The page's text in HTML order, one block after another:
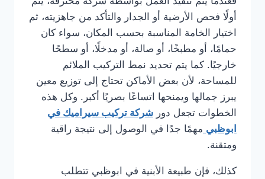
أولًا فحص الأرضية أو الجدار والتأكد من جاهزيته، ثم
اختيار الخامة المناسبة بحسب المكان، سواء كان
حمامًا، أو مطبخًا، أو صالة، أو مدخلًا، أو سطحًا
خارجيًا. كما يتم تحديد نمط التركيب الملائم
للمساحة، لأن بعض الأماكن تحتاج إلى توزيع معين
يبرز جمالها ويمنحها اتساعًا بصريًا أكبر. وكل هذه
الخطوات تجعل دور شركة تركيب سيراميك في
ابوظبي مهمًا جدًا في الوصول إلى نتيجة راقية
ومتقنة.
كذلك، فإن طبيعة الأبنية في ابوظبي تتطلب